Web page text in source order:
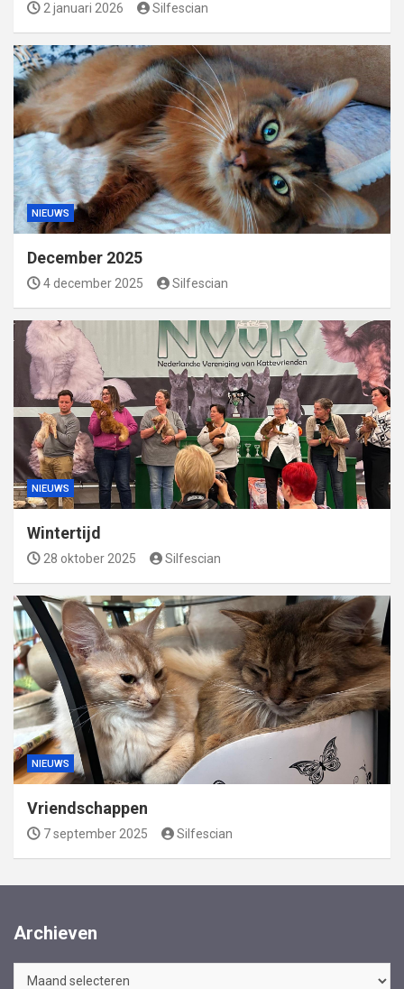
2 januari 2026 Silfescian
NIEUWS
December 2025
4 december 2025 Silfescian
NIEUWS
Wintertijd
28 oktober 2025 Silfescian
NIEUWS
Vriendschappen
7 september 2025 Silfescian
Archieven
Archieven